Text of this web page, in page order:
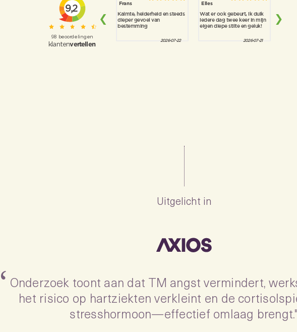
Uitgelicht in
Onderzoek toont aan dat TM angst vermindert,
het risico op hartziekten verkleint en de
stresshormoon—effectief omlaag brengt."